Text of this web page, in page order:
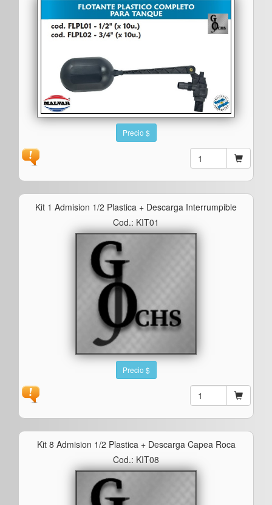
Precio $
Kit 1 Admision 1/2 Plastica + Descarga Interrumpible
Cod.: KIT01
Precio $
Kit 8 Admision 1/2 Plastica + Descarga Capea Roca
Cod.: KIT08